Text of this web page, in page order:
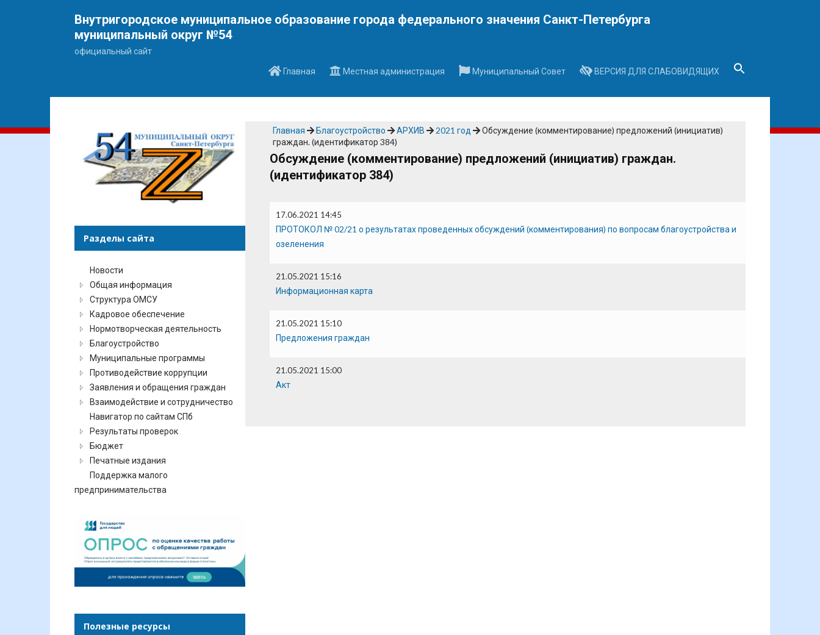
Внутригородское муниципальное образование города федерального значения Санкт-Петербурга
муниципальный округ №54
официальный сайт
Главная
Местная администрация Муниципальный Совет ВЕРСИЯ ДЛЯ СЛАБОВИДЯЩИХ
Главная Благоустройство АРХИВ 2021 год
Обсуждение (комментирование) предложений (инициатив)
граждан. (идентификатор 384)
Обсуждение (комментирование) предложений (инициатив) граждан.
(идентификатор 384)
17.06.2021 14:45
ПРОТОКОЛ № 02/21 о результатах проведенных обсуждений (комментирования) по вопросам благоустройства и
озеленения
21.05.2021 15:16
Информационная карта
21.05.2021 15:10
Предложения граждан
21.05.2021 15:00
Акт
Разделы сайта
Новости
Общая информация
Структура ОМСУ
Кадровое обеспечение
Нормотворческая деятельность
Благоустройство
Муниципальные программы
Противодействие коррупции
Заявления и обращения граждан
Взаимодействие и сотрудничество
Навигатор по сайтам СПб
Результаты проверок
Бюджет
Печатные издания
Поддержка малого
предпринимательства
Полезные ресурсы